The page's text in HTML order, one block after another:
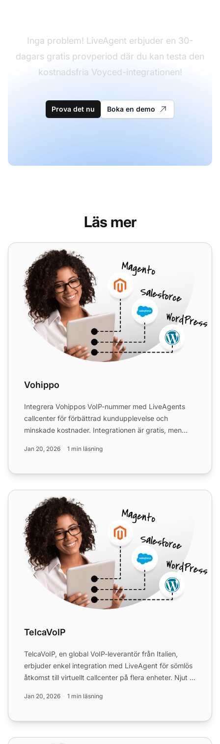
Inga problem! LiveAgent erbjuder en 30-
dagars gratis provperiod där du kan testa den
kostnadsfria Voyced-integrationen!
Prova det nu Boka en demo
Läs mer
Vohippo
Vohippo
Integrera Vohippos VoIP-nummer med LiveAgents
callcenter för förbättrad kundupplevelse och
minskade kostnader. Integrationen är gratis, men
Jan 20, 2026 1 min läsning
TelcaVoIP
TelcaVoIP
TelcaVoIP, en global VoIP-leverantör från Italien,
erbjuder enkel integration med LiveAgent för sömlös
åtkomst till virtuellt callcenter på flera enheter. Njut ...
Jan 20, 2026 1 min läsning